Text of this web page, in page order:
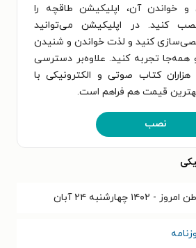
۲۴ آبان و خواندن آن، اپلیکیشن طاقچه را
کنید. در اپلیکیشن می‌توانید
کنید و لذت خواندن و شنیدن
همه‌جا تجربه کنید. علاوه‌بر دسترسی
کتاب صوتی و الکترونیکی با
قیمت هم فراهم است.
نصب
- ۱۴۰۲ چهارشنبه ۲۴ آبان